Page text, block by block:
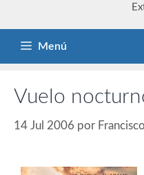
Menú
Vuelo
14 Jul 2006 por